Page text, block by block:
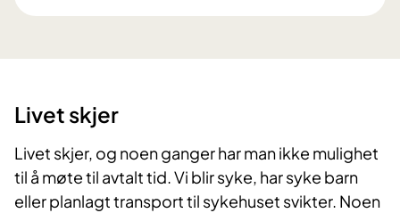
Livet skjer
Livet skjer, og noen ganger har man ikke mulighet
til å møte til avtalt tid. Vi blir syke, har syke barn
eller planlagt transport til sykehuset svikter. Noen